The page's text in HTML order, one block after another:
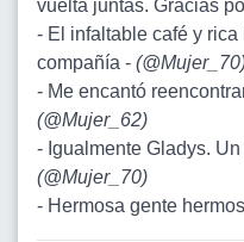
vuelta juntas. Gracias
- El infaltable café y
compañía - (@Mujer_70
- Me encantó
(@Mujer_62)
- Igualmente Gladys.
(@Mujer_70)
- Hermosa gente